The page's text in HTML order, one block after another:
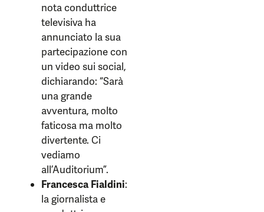
nota conduttrice
televisiva ha
annunciato la sua
partecipazione con
un video sui social,
dichiarando: “Sarà
una grande
avventura, molto
faticosa ma molto
divertente. Ci
vediamo
all’Auditorium”.
Francesca Fialdini:
la giornalista e